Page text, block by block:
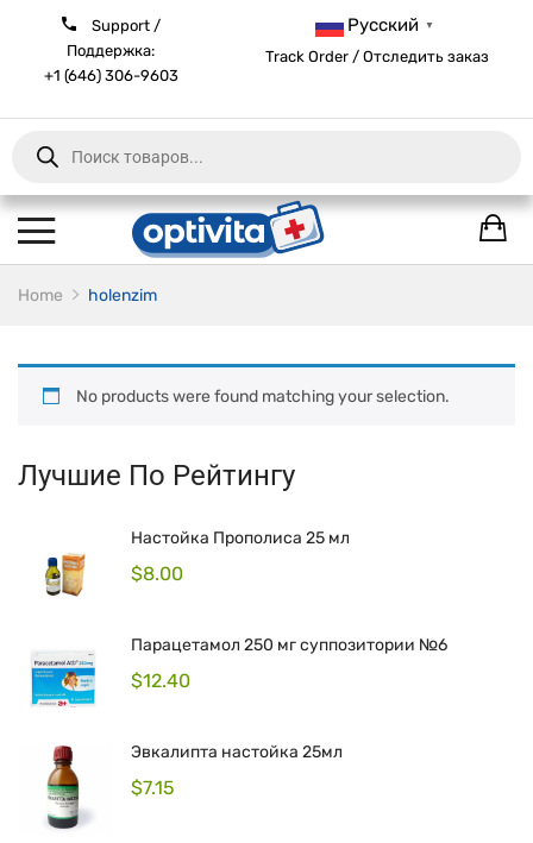
Support /
Поддержка:
+1 (646) 306-9603
Русский ▼
Track Order / Отследить заказ
Products
search
Home holenzim
No products were found matching your selection.
Лучшие По Рейтингу
Настойка Прополиса 25 мл
$8.00
Парацетамол 250 мг суппозитории №6
$12.40
Эвкалипта настойка 25мл
$7.15